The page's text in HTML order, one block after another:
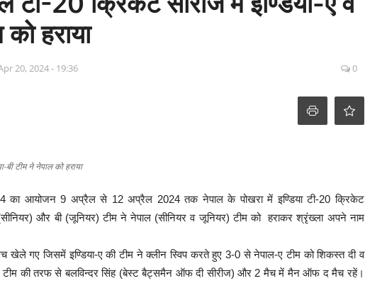
हराया
20, 2024 - 19:36 0
बी टीम ने नेपाल को हराया
का आयोजन 9 अप्रैल से 12 अप्रैल 2024 तक नेपाल के पोखरा में इण्डिया टी-20 क्रिकेट
और बी (जूनियर) टीम ने नेपाल (सीनियर व जूनियर) टीम को हराकर श्रृंख्ला अपने नाम
खेले गए जिसमें इण्डिया-ए की टीम ने क्लीन स्विप करते हुए 3-0 से नेपाल-ए टीम को शिकस्त दी व
ए टीम की तरफ से बलविन्दर सिंह (बेस्ट बैट्समैन ऑफ दी सीरीज) और 2 मैच में मैन ऑफ द मैच रहें।